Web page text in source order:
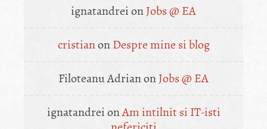
ignatandrei on Jobs @ EA
cristianon Despre mine si blog
Filoteanu Adrianon Jobs @ EA
ignatandrei onAm intilnit si IT-isti